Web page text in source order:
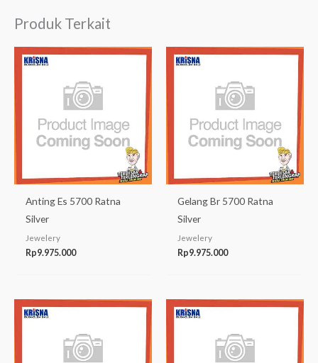
Produk Terkait
Anting Es 5700 Ratna
Silver
Jewelery
Rp9.975.000
Gelang Br 5700 Ratna
Silver
Jewelery
Rp9.975.000